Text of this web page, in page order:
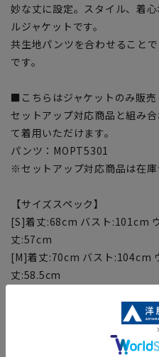
妙な丈に設定。スタイル、着
ルジャケットです。
共生地パンツを合わせること
です。
■こちらはジャケットのみ販売
セットアップ対応商品と組み
て着用いただけます。
パンツ：MOPT5301
※セットアップ対応商品は在庫
【サイズスペック】
[S]着丈:68cm バスト:101cm
丈:57cm
[M]着丈:70cm バスト:104cm
丈:58.5cm
[LL]着丈:74cm バスト:110cm